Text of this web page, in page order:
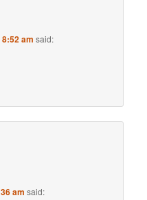
am said:
am said: